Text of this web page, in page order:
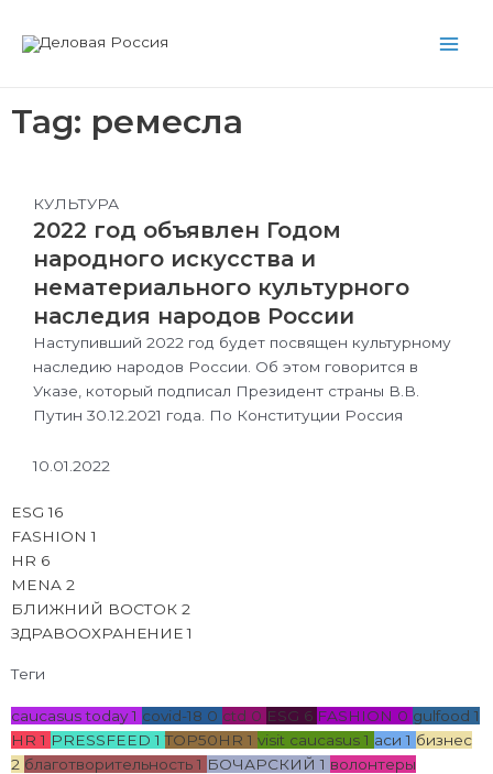
Tag: ремесла
КУЛЬТУРА
2022 год объявлен Годом
народного искусства и
нематериального культурного
наследия народов России
Наступивший 2022 год будет посвящен культурному
наследию народов России. Об этом говорится в
Указе, который подписал Президент страны В.В.
Путин 30.12.2021 года. По Конституции Россия
10.01.2022
ESG 16
FASHION 1
HR 6
MENA 2
БЛИЖНИЙ ВОСТОК 2
ЗДРАВООХРАНЕНИЕ 1
Теги
caucasus today 1 covid-18 0 ctd 0 ESG 6 FASHION 0 gulfood 1
HR 1 PRESSFEED 1 TOP50HR 1 visit caucasus 1 аси 1 бизнес
2 благотворительность 1 БОЧАРСКИЙ 1 волонтеры